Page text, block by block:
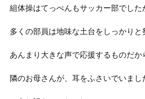
組体操はてっぺんもサッカー部でした
多くの部員は地味な土台をしっかりと
あんまり大きな声で応援するものだか
隣のお母さんが、耳をふさいでいまし